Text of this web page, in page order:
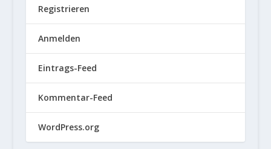
Registrieren
Anmelden
Eintrags-Feed
Kommentar-Feed
WordPress.org